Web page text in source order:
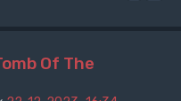
Of The